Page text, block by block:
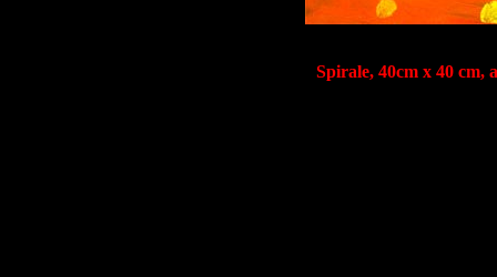
Spirale, 40cm x 40 cm,